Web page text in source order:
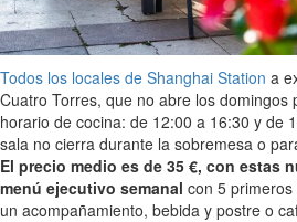
Todos los locales de Shanghai Station a
Cuatro Torres, que no abre los domingos
horario de cocina: de 12:00 a 16:30 y de
sala no cierra durante la sobremesa o
El precio medio es de 35 €, con estas
menú ejecutivo semanal con 5
un acompañamiento, bebida y postre o